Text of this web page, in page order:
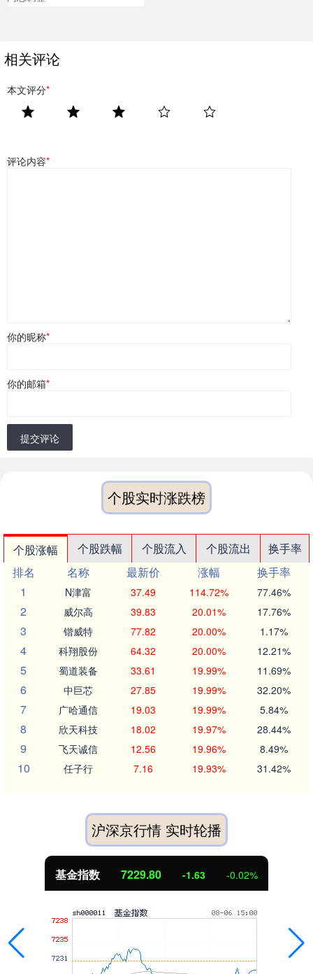
相关评论
本文评分*
评论内容*
你的昵称*
你的邮箱*
提交评论
个股实时涨跌榜
个股涨幅 个股跌幅 个股流入 个股流出
换手率
排名
名称 最新价 涨幅
换手率
1
N津富 37.49 114.72% 77.46%
2 威尔高 39.83 20.01% 17.76%
3 锴威特 77.82 20.00% 1.17%
4 科翔股份 64.32 20.00% 12.21%
5 蜀道装备 33.61 19.99% 11.69%
6 中巨芯 27.85 19.99% 32.20%
7 广哈通信 19.03 19.99% 5.84%
8 欣天科技 18.02 19.97% 28.44%
9 飞天诚信 12.56 19.96% 8.49%
10 任子行 7.16 19.93% 31.42%
沪深京行情 实时轮播
基金指数 7229.80 -1.63 -0.02%